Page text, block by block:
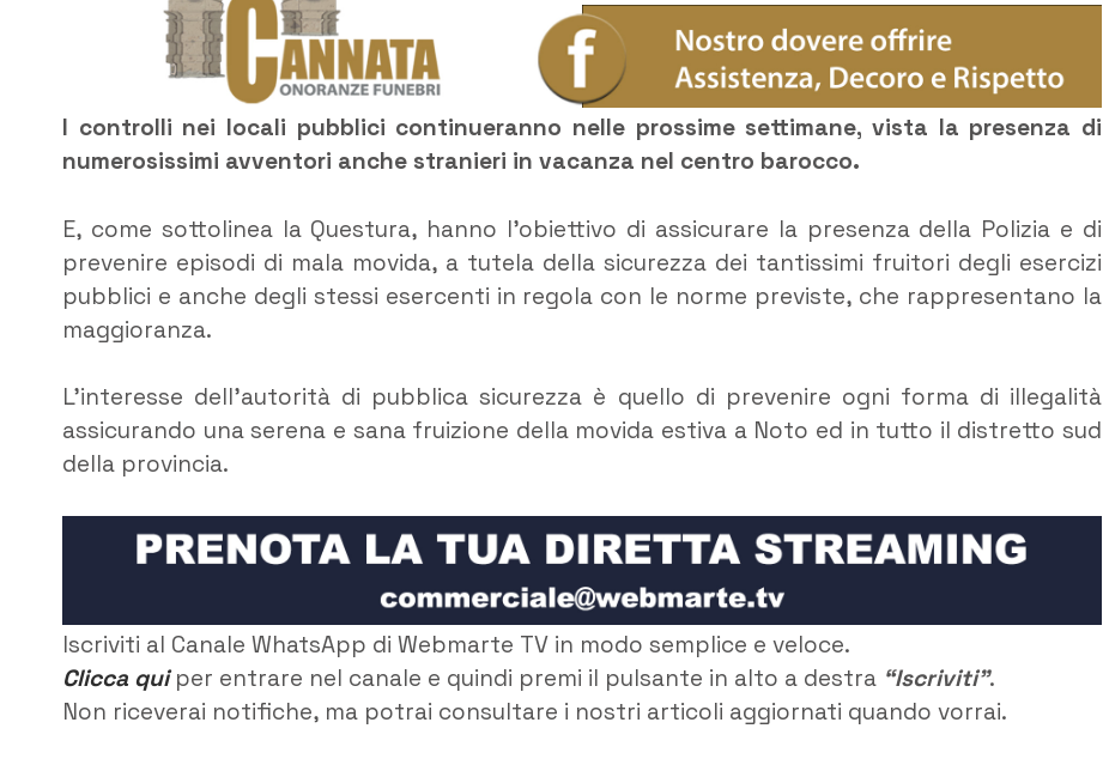
I controlli nei locali pubblici continueranno nelle prossime settimane, vista la presenza di
numerosissimi avventori anche stranieri in vacanza nel centro barocco.
E, come sottolinea la Questura, hanno l’obiettivo di assicurare la presenza della Polizia e di
prevenire episodi di mala movida, a tutela della sicurezza dei tantissimi fruitori degli esercizi
pubblici e anche degli stessi esercenti in regola con le norme previste, che rappresentano la
maggioranza.
L’interesse dell’autorità di pubblica sicurezza è quello di prevenire ogni forma di illegalità
assicurando una serena e sana fruizione della movida estiva a Noto ed in tutto il distretto sud
della provincia.
Iscriviti al Canale WhatsApp di Webmarte TV in modo semplice e veloce.
Clicca quiper entrare nel canale e quindi premi il pulsante in alto a destra “Iscriviti”.
Non riceverai notifiche, ma potrai consultare i nostri articoli aggiornati quando vorrai.